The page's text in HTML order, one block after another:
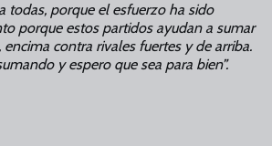
todas, porque el esfuerzo ha sido
porque estos partidos ayudan a sumar
encima contra rivales fuertes y de arriba.
y espero que sea para bien”.